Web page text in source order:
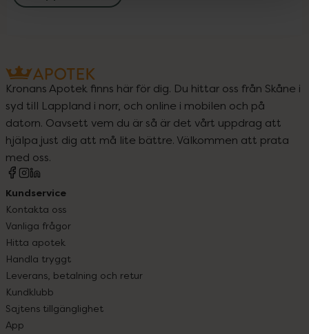
Kronans Apotek finns här för dig. Du hittar oss från Skåne i
syd till Lappland i norr, och online i mobilen och på
datorn. Oavsett vem du är så är det vårt uppdrag att
hjälpa just dig att må lite bättre. Välkommen att prata
med oss.
Kundservice
Kontakta oss
Vanliga frågor
Hitta apotek
Handla tryggt
Leverans, betalning och retur
Kundklubb
Sajtens tillgänglighet
App